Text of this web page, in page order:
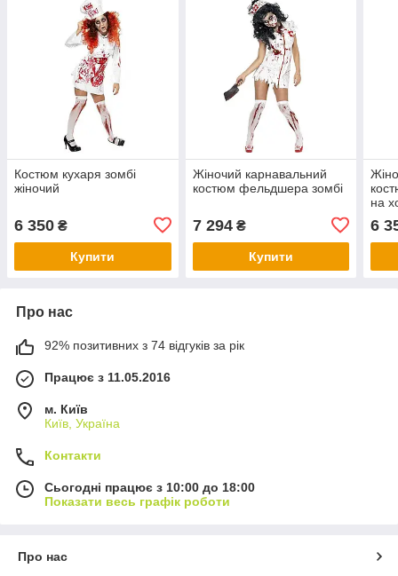
Костюм кухаря зомбі
жіночий
6 350 ₴
Купити
Жіночий карнавальний
костюм фельдшера зомбі
7 294₴
Купити
на
6
Про нас
92% позитивних з 74 відгуків за рік
Працює з 11.05.2016
м. Київ
Київ, Україна
Контакти
Сьогодні працює з 10:00 до 18:00
Показати весь графік роботи
Про нас